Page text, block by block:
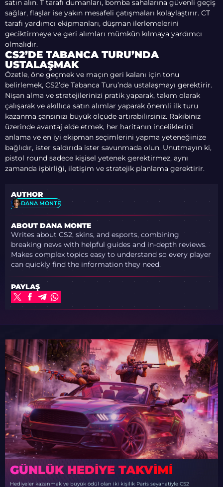
satın alın. T tarafı dumanları, bomba sahalarına güvenli geçiş
sağlar, flaşlar ise yakın mesafeli çatışmaları kolaylaştırır. CT
tarafı yardımcı ekipmanları, düşman ilerlemelerini
geciktirmeye ve geri alımları mümkün kılmaya yardımcı
olmalıdır.
CS2’DE TABANCA TURU’NDA
USTALAŞMAK
Özetle, öne geçmek ve maçın geri kalanı için tonu
belirlemek, CS2’de Tabanca Turu’nda ustalaşmayı gerektirir.
Nişan alma ve stratejilerinizi pratik yaparak, takım olarak
çalışarak ve akıllıca satın alımlar yaparak önemli ilk turu
kazanma şansınızı büyük ölçüde artırabilirsiniz. Rakibiniz
üzerinde avantaj elde etmek, her haritanın inceliklerini
anlama ve en iyi ekipman seçimlerini yapma yeteneğinize
bağlıdır, ister saldırıda ister savunmada olun. Unutmayın ki,
pistol round sadece kişisel yetenek gerektirmez, aynı
zamanda işbirliği, iletişim ve stratejik planlama gerektirir.
AUTHOR
DANA MONTE
ABOUT DANA MONTE
Writes about CS2, skins, and esports, combining
breaking news with helpful guides and in-depth reviews.
Makes complex topics easy to understand so every player
can quickly find the information they need.
PAYLAŞ
GÜNLÜK HEDIYE TAKVIMI
Hediyeler kazanmak ve büyük ödül olan iki kişilik Paris seyahatiyle CS2